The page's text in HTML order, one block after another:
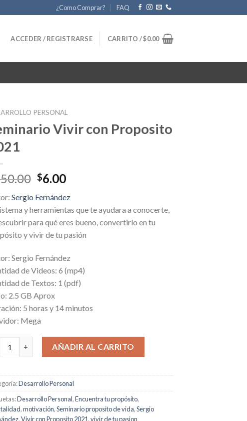
¿Como Comprar? FAQ
ACCEDER / REGISTRARSE CARRITO /$0.00
PERSONAL
Vivir con Proposito
Original
was:
$150.00.
$6.00Current
is:
$6.00.
Sergio Fernández
y herramientas que te ayudara a conocerte,
para qué eres bueno, convertirlo en tu
y vivir de tu pasión
Sergio Fernández
de Videos: 6 (mp4)
de Textos: 1 (pdf)
2.5 GB Aprox
5 horas y 14 minutos
Mega
Vivir con Proposito 2021 cantidad
AÑADIR AL CARRITO
Desarrollo Personal
Desarrollo Personal,Encuentra tu propósito,
,motivación,Seminario proposito de vida,Sergio
,Vivir con Proposito 2021,vivir de tu pasion